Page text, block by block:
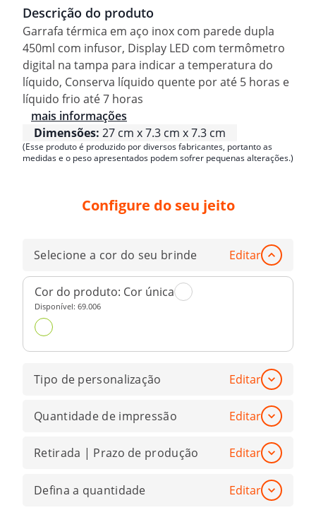
Descrição do produto
Garrafa térmica em aço inox com parede dupla
450ml com infusor, Display LED com termômetro
digital na tampa para indicar a temperatura do
líquido, Conserva líquido quente por até 5 horas e
líquido frio até 7 horas
mais informações
Dimensões: 27 cm x 7.3 cm x 7.3 cm
(Esse produto é produzido por diversos fabricantes, portanto as
medidas e o peso apresentados podem sofrer pequenas alterações.)
Configure do seu jeito
Selecione a cor do seu brinde Editar
Cor do produto: Cor única
Disponível: 69.006
Tipo de personalização Editar
Quantidade de impressão Editar
Retirada | Prazo de produção Editar
Defina a quantidade Editar